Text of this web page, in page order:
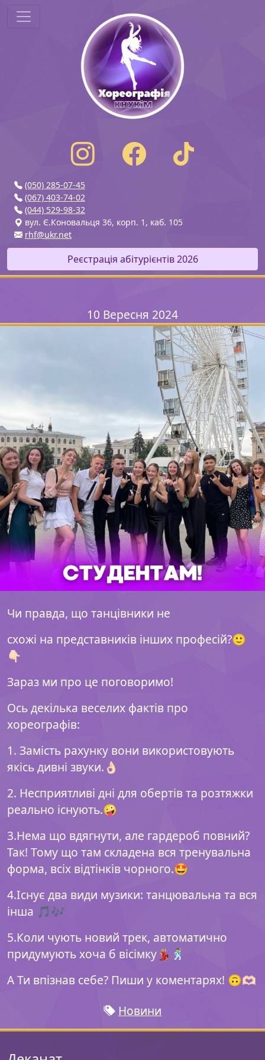
(050) 285-07-45
(067) 403-74-02
(044) 529-98-32
вул. Є.Коновальця 36, корп. 1, каб. 105
rhf@ukr.net
Реєстрація абітурієнтів 2026
10 Вересня 2024
Чи правда, що танцівники не
схожі на представників інших професій?🙂
👇🏻
Зараз ми про це поговоримо!
Ось декілька веселих фактів про
хореографів:
1. Замість рахунку вони використовують
якісь дивні звуки.👌🏻
2. Несприятливі дні для обертів та розтяжки
реально існують.🤪
3.Нема що вдягнути, але гардероб повний?
Так! Тому що там складена вся тренувальна
форма, всіх відтінків чорного.🤩
4.Існує два види музики: танцювальна та вся
інша 🎵🎶
5.Коли чують новий трек, автоматично
придумують хоча б вісімку💃🏼🕺
А Ти впізнав себе? Пиши у коментарях! 🙃🫶🏻
Новини